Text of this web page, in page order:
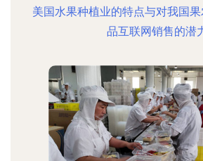
美国水果种植业的特点与对我国
品互联网销售的潜